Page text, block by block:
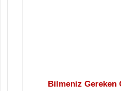
Bilmeniz Gereken